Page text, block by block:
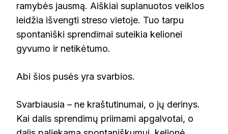
ramybės jausmą. Aiškiai suplanuotos veiklos
leidžia išvengti streso vietoje. Tuo tarpu
spontaniški sprendimai suteikia kelionei
gyvumo ir netikėtumo.
Abi šios pusės yra svarbios.
Svarbiausia – ne kraštutinumai, o jų derinys.
Kai dalis sprendimų priimami apgalvotai, o